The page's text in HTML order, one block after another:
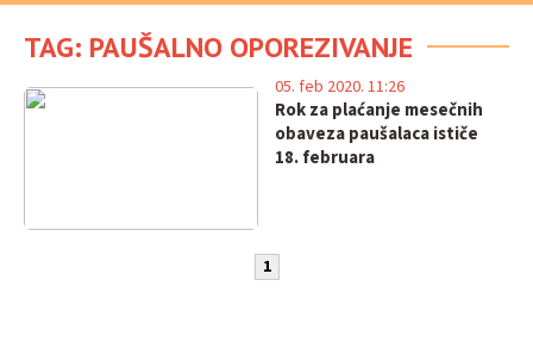
TAG: PAUŠALNO OPOREZIVANJE
Rok za plaćanje mesečnih
obaveza paušalaca ističe
18. februara
05. feb 2020. 11:26
1